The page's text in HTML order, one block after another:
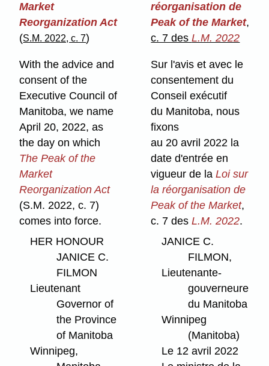
Market
Reorganization Act
(S.M. 2022, c. 7)
réorganisation de
Peak of the Market,
c. 7 desL.M. 2022
With the advice and
consent of the
Executive Council of
Manitoba, we name
April 20, 2022, as
the day on which
The Peak of the
Market
Reorganization Act
(S.M. 2022, c. 7)
comes into force.
Sur l'avis et avec le
consentement du
Conseil exécutif
du Manitoba, nous
fixons
au 20 avril 2022 la
date d'entrée en
vigueur de laLoi sur
la réorganisation de
Peak of the Market,
c. 7 desL.M. 2022.
HER HONOUR
JANICE C.
FILMON
Lieutenant
Governor of
the Province
of Manitoba
Winnipeg,
JANICE C.
FILMON,
Lieutenante-
gouverneure
du Manitoba
Winnipeg
(Manitoba)
Le 12 avril 2022